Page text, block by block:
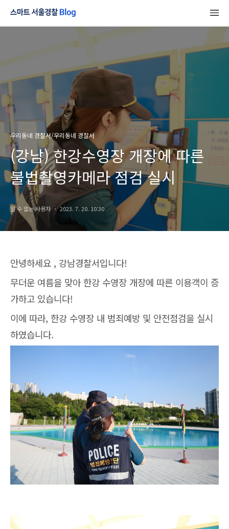
우리동네 경찰서/우리동네 경찰서
(강남) 한강수영장 개장에 따른
불법촬영카메라 점검 실시
알 수 없는 사용자 2023. 7. 20. 10:30
안녕하세요 , 강남경찰서입니다!
무더운 여름을 맞아 한강 수영장 개장에 따른 이용객이 증
가하고 있습니다!
이에 따라, 한강 수영장 내 범죄예방 및 안전점검을 실시
하였습니다.